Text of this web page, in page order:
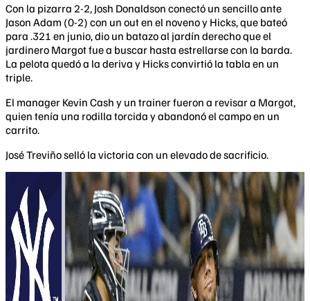
Con la pizarra 2-2, Josh Donaldson conectó un sencillo ante
Jason Adam (0-2) con un out en el noveno y Hicks, que bateó
para .321 en junio, dio un batazo al jardín derecho que el
jardinero Margot fue a buscar hasta estrellarse con la barda.
La pelota quedó a la deriva y Hicks convirtió la tabla en un
triple.
El manager Kevin Cash y un trainer fueron a revisar a Margot,
quien tenía una rodilla torcida y abandonó el campo en un
carrito.
José Treviño selló la victoria con un elevado de sacrificio.